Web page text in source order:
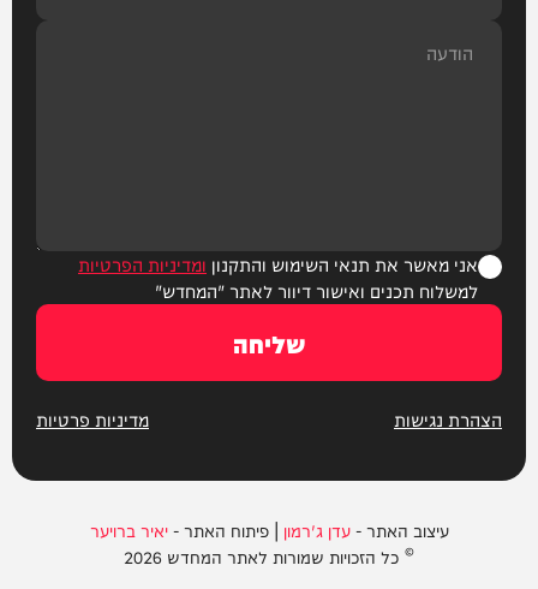
אני מאשר את תנאי השימוש והתקנון ומדיניות הפרטיות
למשלוח תכנים ואישור דיוור לאתר "המחדש"
שליחה
הצהרת נגישות מדיניות פרטיות
עיצוב האתר -עדן ג'רמון | פיתוח האתר -יאיר ברויער
© כל הזכויות שמורות לאתר המחדש 2026